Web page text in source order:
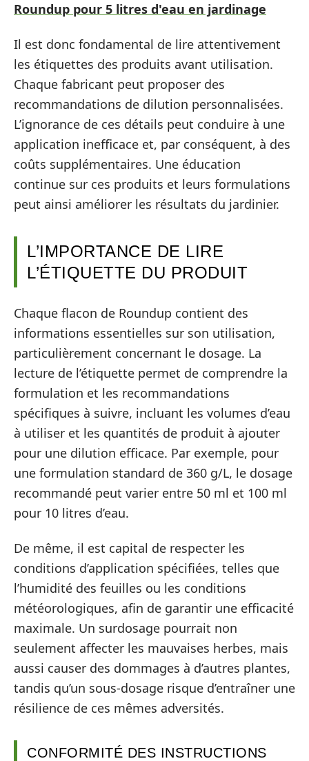
Roundup pour 5 litres d'eau en jardinage
Il est donc fondamental de lire attentivement
les étiquettes des produits avant utilisation.
Chaque fabricant peut proposer des
recommandations de dilution personnalisées.
L’ignorance de ces détails peut conduire à une
application inefficace et, par conséquent, à des
coûts supplémentaires. Une éducation
continue sur ces produits et leurs formulations
peut ainsi améliorer les résultats du jardinier.
L’IMPORTANCE DE LIRE
L’ÉTIQUETTE DU PRODUIT
Chaque flacon de Roundup contient des
informations essentielles sur son utilisation,
particulièrement concernant le dosage. La
lecture de l’étiquette permet de comprendre la
formulation et les recommandations
spécifiques à suivre, incluant les volumes d’eau
à utiliser et les quantités de produit à ajouter
pour une dilution efficace. Par exemple, pour
une formulation standard de 360 g/L, le dosage
recommandé peut varier entre 50 ml et 100 ml
pour 10 litres d’eau.
De même, il est capital de respecter les
conditions d’application spécifiées, telles que
l’humidité des feuilles ou les conditions
météorologiques, afin de garantir une efficacité
maximale. Un surdosage pourrait non
seulement affecter les mauvaises herbes, mais
aussi causer des dommages à d’autres plantes,
tandis qu’un sous-dosage risque d’entraîner une
résilience de ces mêmes adversités.
CONFORMITÉ DES INSTRUCTIONS